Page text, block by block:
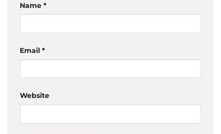
Name *
Email *
Website